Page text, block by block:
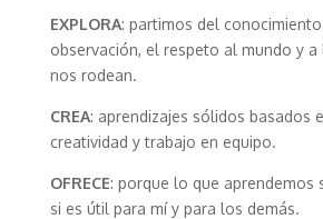
EXPLORA: partimos del
observación, el respeto al mundo y a
nos rodean.
CREA: aprendizajes sólidos basados
creatividad y trabajo en equipo.
OFRECE: porque lo que aprendemos
si es útil para mí y para los demás.